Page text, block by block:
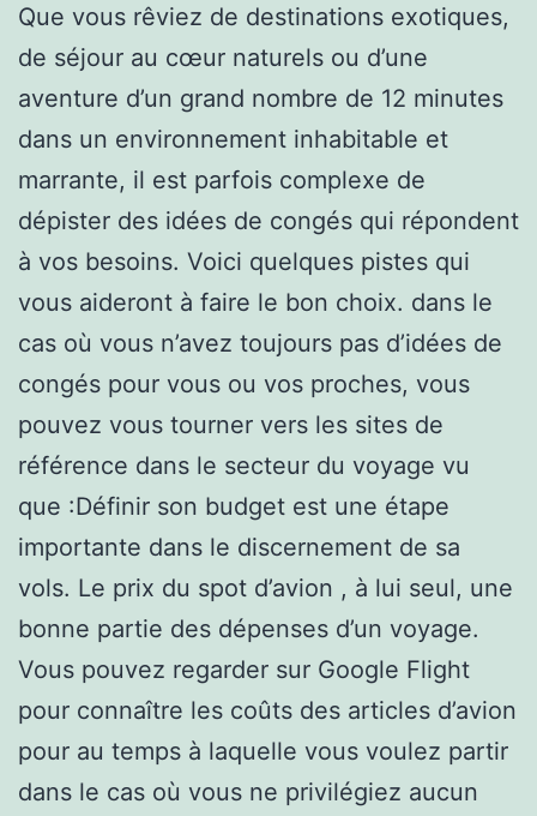
Que vous rêviez de destinations exotiques,
de séjour au cœur naturels ou d’une
aventure d’un grand nombre de 12 minutes
dans un environnement inhabitable et
marrante, il est parfois complexe de
dépister des idées de congés qui répondent
à vos besoins. Voici quelques pistes qui
vous aideront à faire le bon choix. dans le
cas où vous n’avez toujours pas d’idées de
congés pour vous ou vos proches, vous
pouvez vous tourner vers les sites de
référence dans le secteur du voyage vu
que :Définir son budget est une étape
importante dans le discernement de sa
vols. Le prix du spot d’avion , à lui seul, une
bonne partie des dépenses d’un voyage.
Vous pouvez regarder sur Google Flight
pour connaître les coûts des articles d’avion
pour au temps à laquelle vous voulez partir
dans le cas où vous ne privilégiez aucun